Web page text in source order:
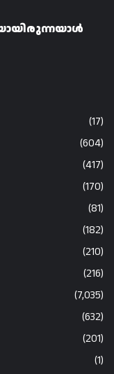
(17)
(604)
(417)
(170)
(81)
(182)
(210)
(216)
(7,035)
(632)
(201)
(1)